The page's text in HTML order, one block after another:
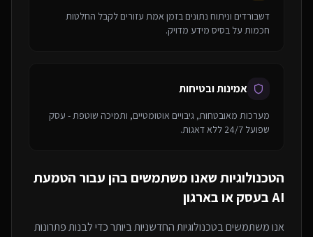
דשבורדים וניתוח נתונים בזמן אמת עזורים לקבל החלטות
חכמות על בסיס מידע מדויק.
אמינות ובטיחות
מערכות מאובטחות, גיבויים אוטומטיים, ותמיכה שוטפת - עסק
שפועל 24/7 ללא דאגות.
הטכנולוגיות שאנו משתמשים בהן עבור הטמעת
AI בעסק או בארגון
אנו משתמשים בטכנולוגיות החדשניות ביותר כדי לבנות פתרונות